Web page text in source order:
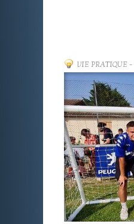
VIE PRATIQUE-